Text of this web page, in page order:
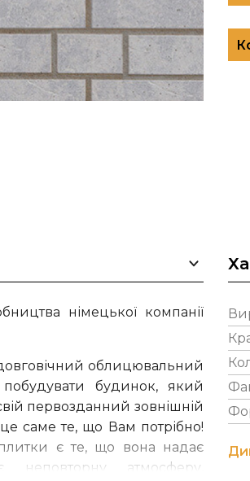
німецької компанії
облицювальний
будинок, який
первозданний зовнішній
саме те, що Вам потрібно!
є те, що вона надає
атмосферу,